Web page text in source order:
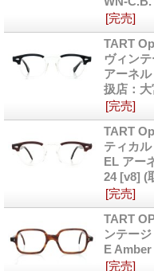
[完売]
TART
ヴィン
アーネ
扱店：大
[完売]
TART
ティカ
EL アー
24 [v8] (
[完売]
TART
ンテー
E
[完売]